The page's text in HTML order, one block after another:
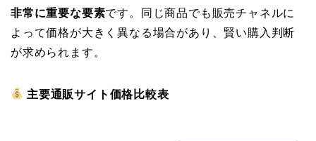
非常に重要な要素です。同じ商品でも販売チャネルに
よって価格が大きく異なる場合があり、賢い購入判断
が求められます。
主要通販サイト価格比較表